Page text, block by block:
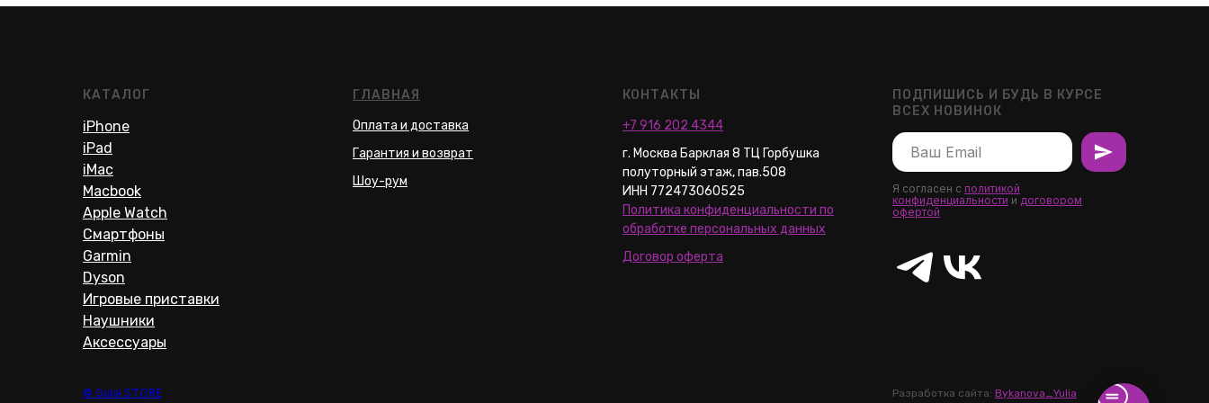
КАТАЛОГ
iPhone
iPad
iMac
Macbook
Apple Watch
Смартфоны
Garmin
Dyson
Игровые приставки
Наушники
Аксессуары
ГЛАВНАЯ
Оплата и доставка
Гарантия и возврат
Шоу-рум
КОНТАКТЫ
+7 916 202 4344
г. Москва Барклая 8 ТЦ Горбушка
полуторный этаж, пав.508
ИНН 772473060525
Политика конфиденциальности по
обработке персональных данных
Договор оферта
ПОДПИШИСЬ И БУДЬ В КУРСЕ
ВСЕХ НОВИНОК
Я согласен с политикой
конфиденциальности и договором
офертой
© Gulai.STORE Разработка сайта: Bykanova_Yulia